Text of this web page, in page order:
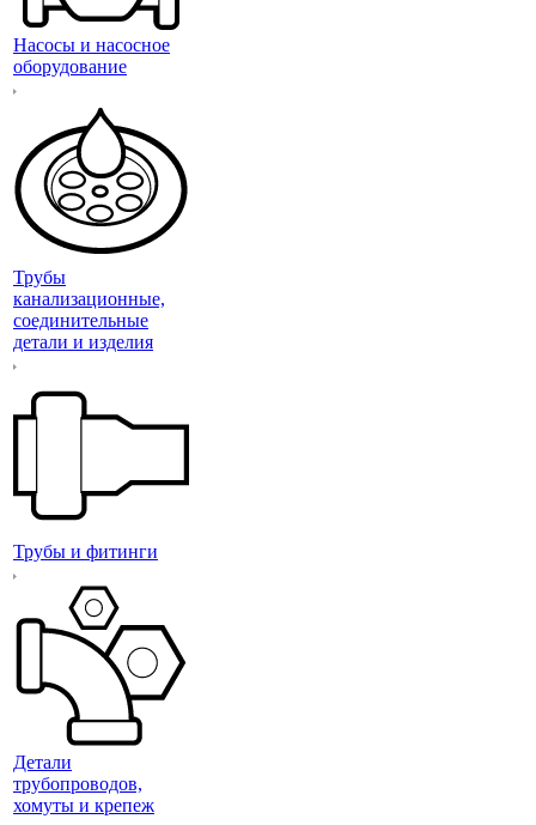
Насосы и насосное
оборудование
Трубы
канализационные,
соединительные
детали и изделия
Трубы и фитинги
Детали
трубопроводов,
хомуты и крепеж